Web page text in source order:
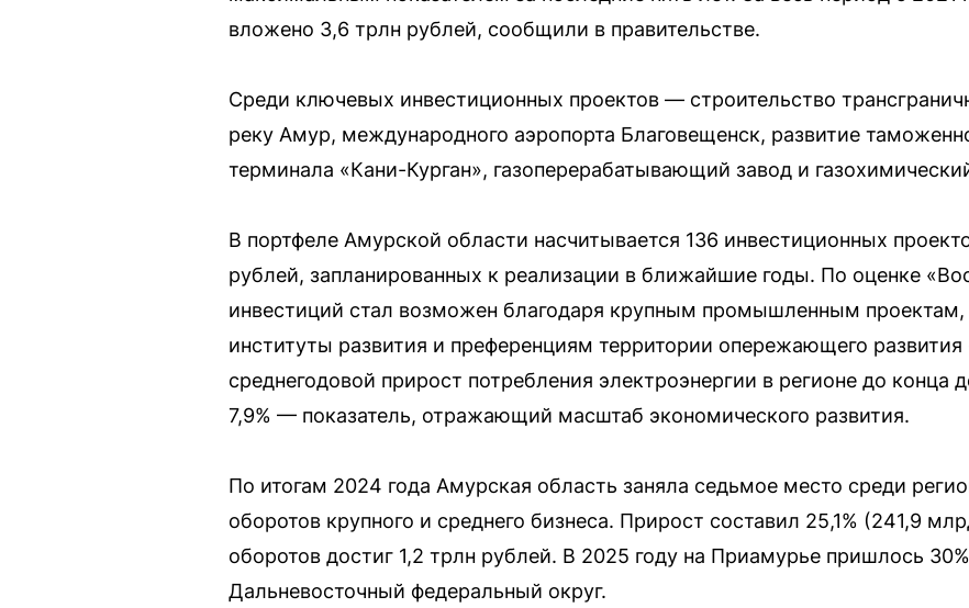
вложено 3,6 трлн рублей, сообщили в правительстве.
Среди ключевых инвестиционных проектов — строительство
реку Амур, международного аэропорта Благовещенск, развитие
терминала «Кани-Курган», газоперерабатывающий завод и
В портфеле Амурской области насчитывается 136 инвестиционных
рублей, запланированных к реализации в ближайшие годы. По оценке
инвестиций стал возможен благодаря крупным промышленным проектам,
институты развития и преференциям территории опережающего
среднегодовой прирост потребления электроэнергии в регионе до конца
7,9% — показатель, отражающий масштаб экономического развития.
По итогам 2024 года Амурская область заняла седьмое место среди
оборотов крупного и среднего бизнеса. Прирост составил 25,1% (241,9
оборотов достиг 1,2 трлн рублей. В 2025 году на Приамурье пришлось
Дальневосточный федеральный округ.